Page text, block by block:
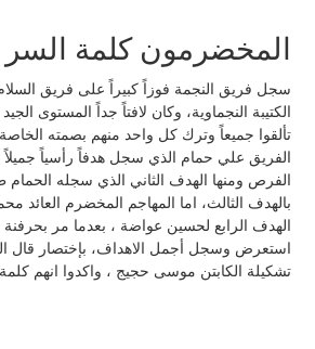
المخضرمون كلمة
سجل فريق النجمة فوزاً كبيراً على فريق
الكتيبة النجماوية، وكان لافتاً جداً المستوى
تألقوا جميعاً وترك كل واحد منهم بصمته
الفريق علي حمام الذي سجل هدفاً رأسياً جميلاً
الفرص ومنها الهدف الثاني الذي سجله
بالهدف الثالث، اما المهاجم المخضرم العائد
الهدف الرابع لحسين عواضة ، بعدما مر
استعرض وسجل أجمل الاهداف، بإختصار قال
تشكيلة الكابتن موسى حجيج ، واكدوا انهم